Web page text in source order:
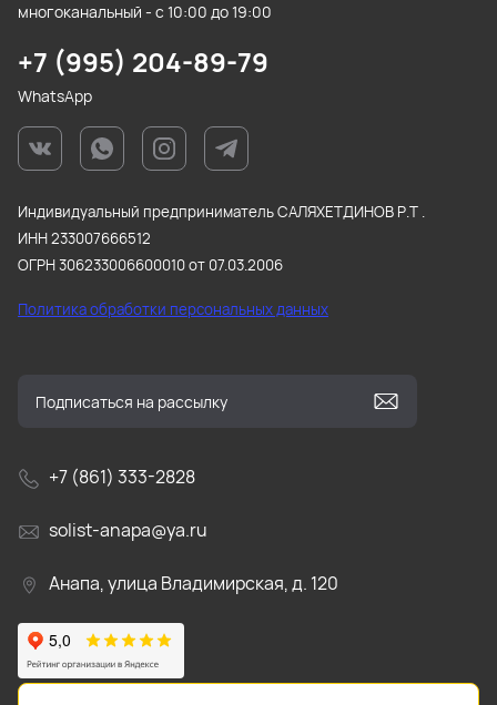
многоканальный - с 10:00 до 19:00
+7 (995) 204-89-79
WhatsApp
Индивидуальный предприниматель САЛЯХЕТДИНОВ Р.Т .
ИНН 233007666512
ОГРН 306233006600010 от 07.03.2006
Политика обработки персональных данных
+7 (861) 333-2828
solist-anapa@ya.ru
Анапа, улица Владимирская, д. 120